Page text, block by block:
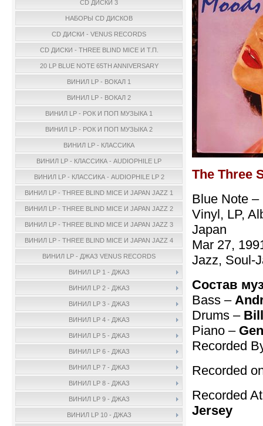
CD ДИСКИ 3
НАБОРЫ CD ДИСКОВ
CD ДИСКИ - VENUS RECORDS
CD ДИСКИ - THREE BLIND MICE И Т.П.
20 LP BLUE NOTE 65TH ANNIVERSARY
ВИНИЛ LP - ВОКАЛ 1
ВИНИЛ LP - ВОКАЛ 2
ВИНИЛ LP - РОК И ПОП МУЗЫКА 1
ВИНИЛ LP - РОК И ПОП МУЗЫКА 2
ВИНИЛ LP - КЛАССИКА
ВИНИЛ LP - КЛАССИКА - AUDIOPHILE LP
ВИНИЛ LP - КЛАССИКА - AUDIOPHILE LP 2
ВИНИЛ LP - THREE BLIND MICE И JAPAN JAZZ 1
ВИНИЛ LP - THREE BLIND MICE И JAPAN JAZZ 2
ВИНИЛ LP - THREE BLIND MICE И JAPAN JAZZ 3
ВИНИЛ LP - THREE BLIND MICE И JAPAN JAZZ 4
ВИНИЛ LP - ДЖАЗ VENUS RECORDS
ВИНИЛ LP 1 - ДЖАЗ
ВИНИЛ LP 2 - ДЖАЗ
ВИНИЛ LP 3 - ДЖАЗ
ВИНИЛ LP 4 - ДЖАЗ
ВИНИЛ LP 5 - ДЖАЗ
ВИНИЛ LP 6 - ДЖАЗ
ВИНИЛ LP 7 - ДЖАЗ
ВИНИЛ LP 8 - ДЖАЗ
ВИНИЛ LP 9 - ДЖАЗ
ВИНИЛ LP 10 - ДЖАЗ
The Three
Blue Note
Vinyl, LP,
Japan
Mar 27,
Jazz, Soul-
Состав
Bass –
Drums –
Piano –
Recorded
Recorded
Recorded
Jersey